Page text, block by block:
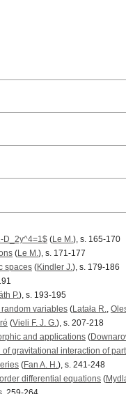
D_2y^4=1$ (Le M.), s. 165-170
(Le M.), s. 171-177
spaces (Kindler J.), s. 179-186
P.), s. 193-195
variables (Latała R.,
(Vieli F. J. G.), s. 207-218
and applications (
gravitational interaction of
(Fan A. H.), s. 241-248
differential equations (